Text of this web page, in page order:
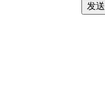
发送